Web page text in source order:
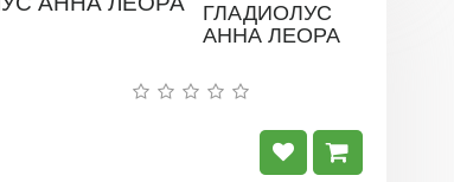
ГЛАДИОЛУС
АННА ЛЕОРА